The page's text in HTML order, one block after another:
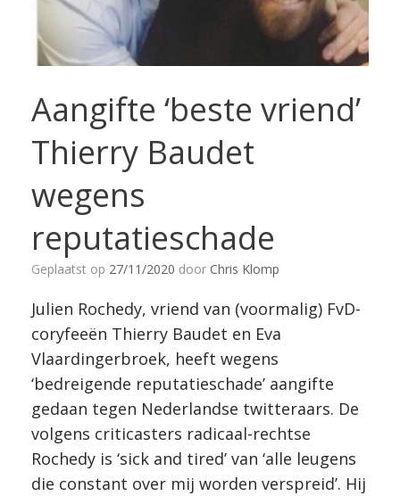
Aangifte ‘beste vriend’
Thierry Baudet
wegens
reputatieschade
Geplaatst op 27/11/2020 door Chris Klomp
Julien Rochedy, vriend van (voormalig) FvD-
coryfeeën Thierry Baudet en Eva
Vlaardingerbroek, heeft wegens
‘bedreigende reputatieschade’ aangifte
gedaan tegen Nederlandse twitteraars. De
volgens criticasters radicaal-rechtse
Rochedy is ‘sick and tired’ van ‘alle leugens
die constant over mij worden verspreid’. Hij